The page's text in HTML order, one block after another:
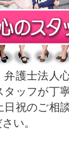
弁護士法人
ッフが丁
祝のご相
い。